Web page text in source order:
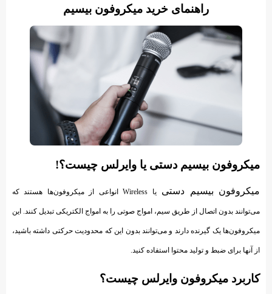
راهنمای خرید میکروفون بیسیم
میکروفون بیسیم دستی یا وایرلس چیست؟!
میکروفون بیسیم دستی یا Wireless انواعی از میکروفون‌ها هستند که
می‌توانند بدون اتصال از طریق سیم، امواج صوتی را به امواج الکتریکی تبدیل کنند. این
میکروفون‌ها یک گیرنده دارند و می‌توانند بدون این که محدودیت حرکتی داشته باشید،
از آنها برای ضبط و تولید محتوا استفاده کنید.
کاربرد میکروفون وایرلس چیست؟